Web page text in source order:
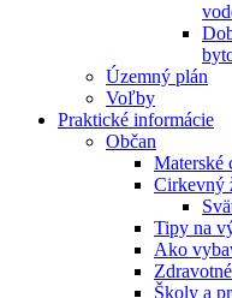
Územný plán
Voľby
Praktické informácie
Občan
Materské
Cirkevný
Tipy na
Ako
Školy a